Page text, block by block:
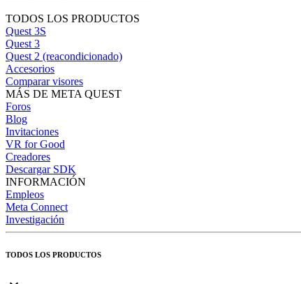
TODOS LOS PRODUCTOS
Quest 3S
Quest 3
Quest 2 (reacondicionado)
Accesorios
Comparar visores
MÁS DE META QUEST
Foros
Blog
Invitaciones
VR for Good
Creadores
Descargar SDK
INFORMACIÓN
Empleos
Meta Connect
Investigación
TODOS LOS PRODUCTOS